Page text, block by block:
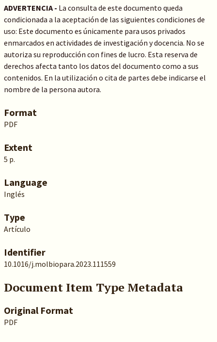
ADVERTENCIA - La consulta de este documento queda
condicionada a la aceptación de las siguientes condiciones de
uso: Este documento es únicamente para usos privados
enmarcados en actividades de investigación y docencia. No se
autoriza su reproducción con fines de lucro. Esta reserva de
derechos afecta tanto los datos del documento como a sus
contenidos. En la utilización o cita de partes debe indicarse el
nombre de la persona autora.
Format
PDF
Extent
5 p.
Language
Inglés
Type
Artículo
Identifier
10.1016/j.molbiopara.2023.111559
Document Item Type Metadata
Original Format
PDF